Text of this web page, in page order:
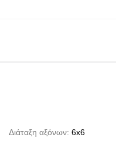
Διάταξη αξόνων 6x6